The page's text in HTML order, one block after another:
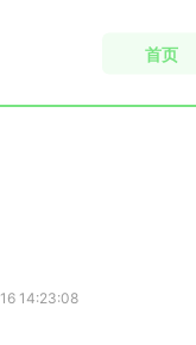
首页
14:23:08